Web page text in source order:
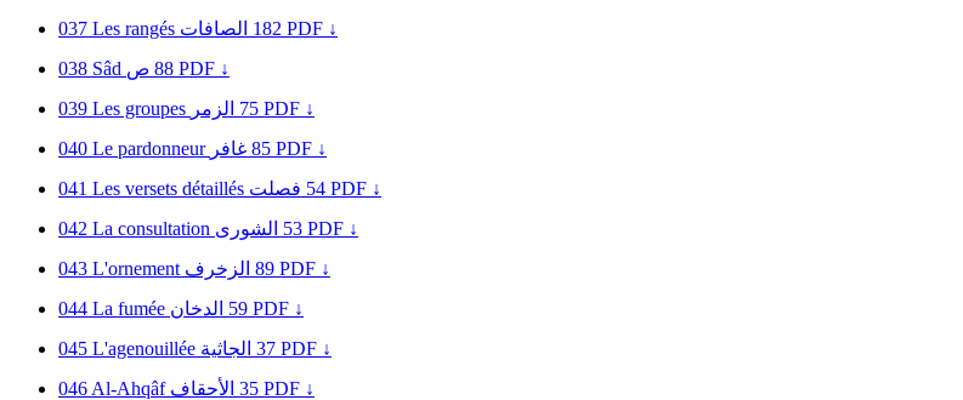
037 Les rangés الصافات 182 PDF ↓
038 Sâd ص 88 PDF ↓
039 Les groupes الزمر 75 PDF ↓
040 Le pardonneur غافر 85 PDF ↓
041 Les versets détaillés فصلت 54 PDF ↓
042 La consultation الشورى 53 PDF ↓
043 L'ornement الزخرف 89 PDF ↓
044 La fumée الدخان 59 PDF ↓
045 L'agenouillée الجاثية 37 PDF ↓
046 Al-Ahqâf الأحقاف 35 PDF ↓